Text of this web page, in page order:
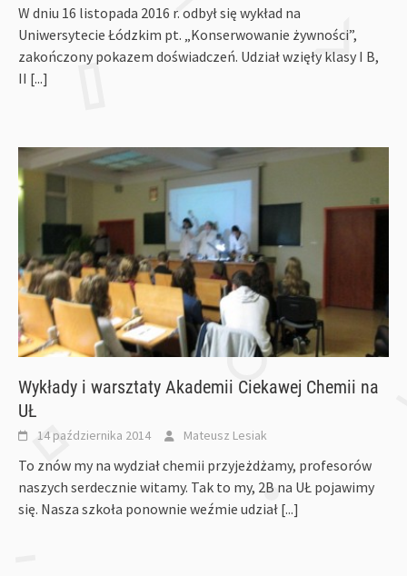
W dniu 16 listopada 2016 r. odbył się wykład na
Uniwersytecie Łódzkim pt. „Konserwowanie żywności”,
zakończony pokazem doświadczeń. Udział wzięły klasy I B,
II [...]
Wykłady i warsztaty Akademii Ciekawej Chemii na
UŁ
14 października 2014 Mateusz Lesiak
To znów my na wydział chemii przyjeżdżamy, profesorów
naszych serdecznie witamy. Tak to my, 2B na UŁ pojawimy
się. Nasza szkoła ponownie weźmie udział [...]